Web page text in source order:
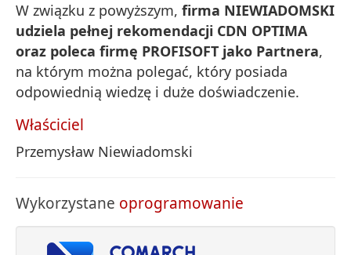
W związku z powyższym, firma NIEWIADOMSKI
udziela pełnej rekomendacji CDN OPTIMA
oraz poleca firmę PROFISOFT jako Partnera,
na którym można polegać, który posiada
odpowiednią wiedzę i duże doświadczenie.
Właściciel
Przemysław Niewiadomski
Wykorzystane oprogramowanie